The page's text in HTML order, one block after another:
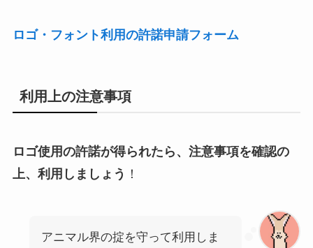
ロゴ・フォント利用の許諾申請フォーム
利用上の注意事項
ロゴ使用の許諾が得られたら、注意事項を確認の
上、利用しましょう ！
アニマル界の掟を守って利用しま